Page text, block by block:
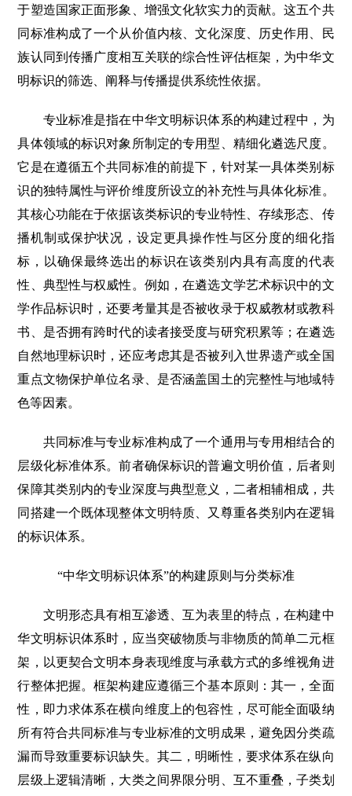
于塑造国家正面形象、增强文化软实力的贡献。这五个共
同标准构成了一个从价值内核、文化深度、历史作用、民
族认同到传播广度相互关联的综合性评估框架，为中华文
明标识的筛选、阐释与传播提供系统性依据。
专业标准是指在中华文明标识体系的构建过程中，为
具体领域的标识对象所制定的专用型、精细化遴选尺度。
它是在遵循五个共同标准的前提下，针对某一具体类别标
识的独特属性与评价维度所设立的补充性与具体化标准。
其核心功能在于依据该类标识的专业特性、存续形态、传
播机制或保护状况，设定更具操作性与区分度的细化指
标，以确保最终选出的标识在该类别内具有高度的代表
性、典型性与权威性。例如，在遴选文学艺术标识中的文
学作品标识时，还要考量其是否被收录于权威教材或教科
书、是否拥有跨时代的读者接受度与研究积累等；在遴选
自然地理标识时，还应考虑其是否被列入世界遗产或全国
重点文物保护单位名录、是否涵盖国土的完整性与地域特
色等因素。
共同标准与专业标准构成了一个通用与专用相结合的
层级化标准体系。前者确保标识的普遍文明价值，后者则
保障其类别内的专业深度与典型意义，二者相辅相成，共
同搭建一个既体现整体文明特质、又尊重各类别内在逻辑
的标识体系。
“中华文明标识体系”的构建原则与分类标准
文明形态具有相互渗透、互为表里的特点，在构建中
华文明标识体系时，应当突破物质与非物质的简单二元框
架，以更契合文明本身表现维度与承载方式的多维视角进
行整体把握。框架构建应遵循三个基本原则：其一，全面
性，即力求体系在横向维度上的包容性，尽可能全面吸纳
所有符合共同标准与专业标准的文明成果，避免因分类疏
漏而导致重要标识缺失。其二，明晰性，要求体系在纵向
层级上逻辑清晰，大类之间界限分明、互不重叠，子类划